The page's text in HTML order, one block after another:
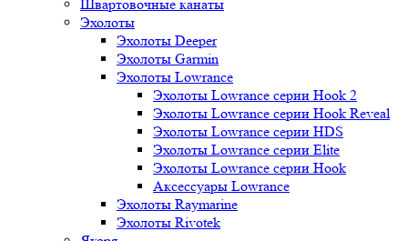
Швартовочные канаты
Эхолоты
Эхолоты Deeper
Эхолоты Garmin
Эхолоты Lowrance
Эхолоты Lowrance серии Hook 2
Эхолоты Lowrance серии Hook Reveal
Эхолоты Lowrance серии HDS
Эхолоты Lowrance серии Elite
Эхолоты Lowrance серии Hook
Аксессуары Lowrance
Эхолоты Raymarine
Эхолоты Rivotek